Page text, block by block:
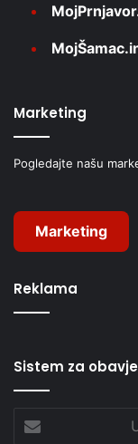
Marketing
Pogledajte našu
Marketing
Reklama
Sistem za
Email